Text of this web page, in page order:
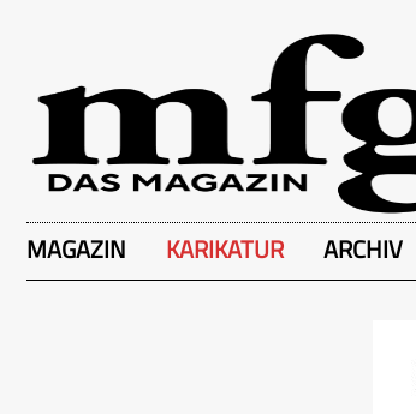
MAGAZIN KARIKATUR ARCHIV